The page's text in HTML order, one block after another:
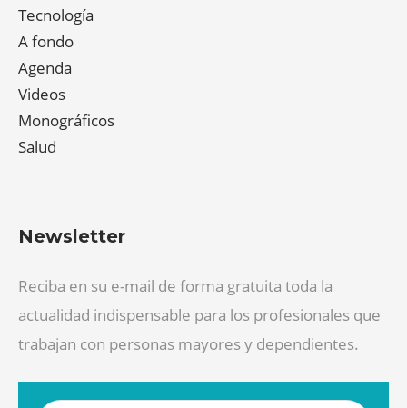
Tecnología
A fondo
Agenda
Videos
Monográficos
Salud
Newsletter
Reciba en su e-mail de forma gratuita toda la
actualidad indispensable para los profesionales que
trabajan con personas mayores y dependientes.